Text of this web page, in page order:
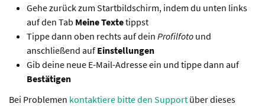
Gehe zurück zum Startbildschirm, indem du unten links
auf den Tab Meine Textetippst
Tippe dann oben rechts auf dein Profilfoto und
anschließend auf Einstellungen
Gib deine neue E-Mail-Adresse ein und tippe dann auf
Bestätigen
Bei Problemen kontaktiere bitte den Support über dieses